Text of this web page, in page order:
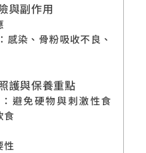
與副作用
感染、骨粉吸收不良、
護與保養重點
避免硬物與刺激性食
食
性